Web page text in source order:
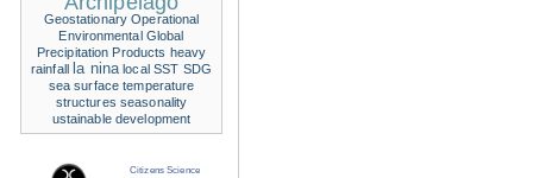
Geostationary Operational
Environmental Global
Precipitation Products heavy
rainfall
la nina local SST SDG
sea surface temperature
structures seasonality
ustainable development
Citizens Science